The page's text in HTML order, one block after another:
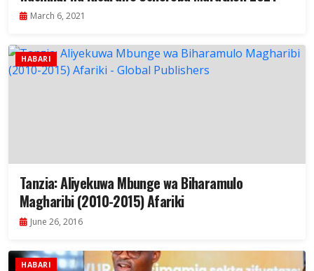
March 6, 2021
HABARI
Tanzia: Aliyekuwa Mbunge wa Biharamulo
Magharibi (2010-2015) Afariki
June 26, 2016
HABARI